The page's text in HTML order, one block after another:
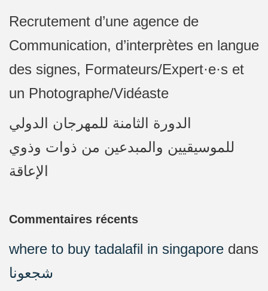
Recrutement d’une agence de
Communication, d’interprètes en langue
des signes, Formateurs/Expert·e·s et
un Photographe/Vidéaste
الدورة الثامنة للمهرجان الدولي
للموسيقيين والمبدعين من ذوات وذوي
الإعاقة
Commentaires récents
where to buy tadalafil in singapore dans
شجعونا